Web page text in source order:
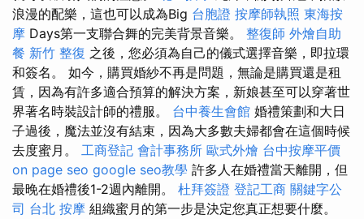
浪漫的配樂，這也可以成為Big 台胞證 按摩師執照 東海按
摩 Days第一支聯合舞的完美背景音樂。 整復師 外燴自助
餐 新竹 整復 之後，您必須為自己的儀式選擇音樂，即拉環
和簽名。 如今，購買婚紗不再是問題，無論是購買還是租
賃，因為有許多適合預算的解決方案，新娘甚至可以穿著世
界著名時裝設計師的禮服。 台中養生會館 婚禮策劃和大日
子過後，魔法並沒有結束，因為大多數夫婦都會在這個時候
去度蜜月。 工商登記 會計事務所 歐式外燴 台中按摩平價
on page seo google seo教學 許多人在婚禮當天離開，但
最晚在婚禮後1-2週內離開。 杜拜簽證 登記工商 關鍵字公
司 台北 按摩 組織蜜月的第一步是決定您真正想要什麼。